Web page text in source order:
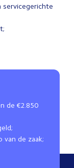
servicegerichte
de €2.850
de zaak;